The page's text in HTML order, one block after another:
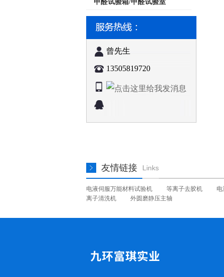
甲醛试验箱/甲醛试验室
曾先生
13505819720
友情链接 Links
电液伺服万能材料试验机 等离子去胶机 电
离子清洗机
外圆磨静压主轴